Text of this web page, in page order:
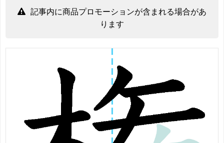
記事内に商品プロモーションが含まれる場合があ
ります